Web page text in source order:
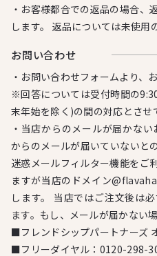
・お客様都合での返品の場合、
します。 返品については未使用
お問い合わせ
・お問い合わせフォームより、
※回答については受付時間の
末年始を除く)の間の対応とさせ
・当店からのメールが届かな
からのメールが届いていないと
迷惑メールフィルター機能をご
ますが当店のドメイン
します。 当店ではご注文後は
ます。もし、メールが届かない
■フレンドシップパートナーズ
■フリーダイヤル： 0120-298-